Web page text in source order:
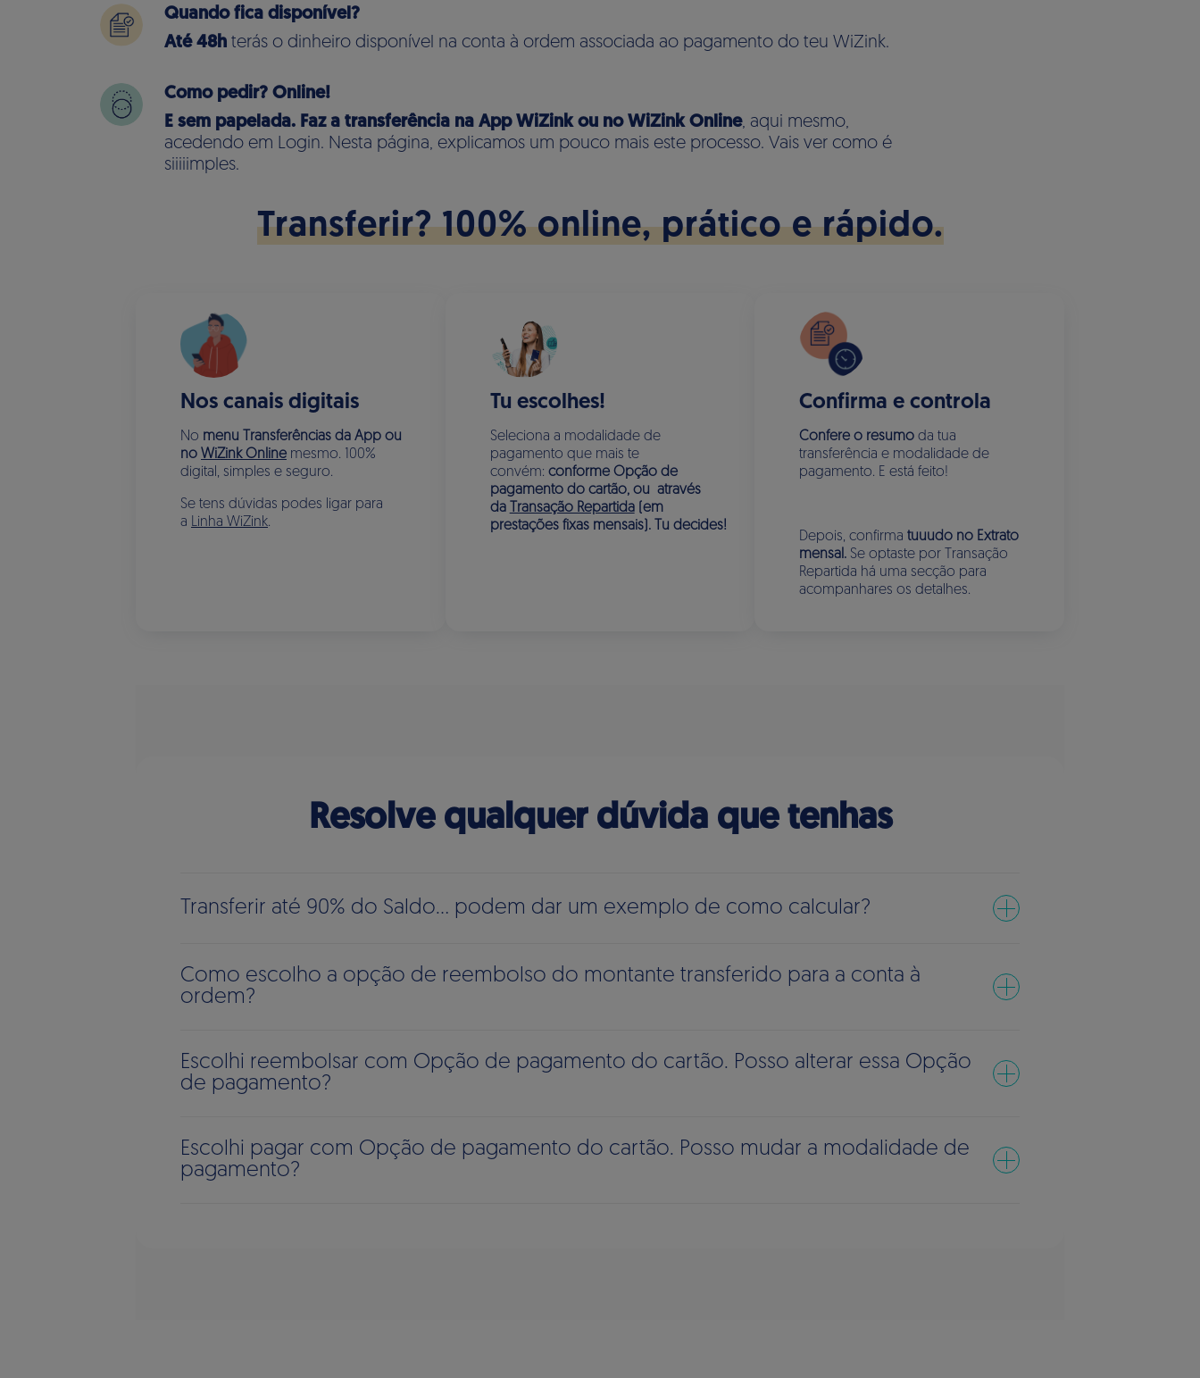
Quando fica disponível?
Até 48h terás o dinheiro disponível na conta à ordem associada ao pagamento do teu WiZink.
Como pedir? Online!
E sem papelada. Faz a transferência na App WiZink ou no WiZink Online, aqui mesmo,
acedendo em Login. Nesta página, explicamos um pouco mais este processo. Vais ver como é
siiiiimples.
Transferir? 100% online, prático e rápido.
Nos canais digitais
No menu Transferências da App ou
no WiZink Online mesmo. 100%
digital, simples e seguro.
Se tens dúvidas podes ligar para
a Linha WiZink.
Tu escolhes!
Seleciona a modalidade de
pagamento que mais te
convém: conforme Opção de
pagamento do cartão, ou através
da
Transação Repartida(em
prestações fixas mensais). Tu decides!
Confirma e controla
Confere o resumo da tua
transferência e modalidade de
pagamento. E está feito!
Depois, confirmatuuudo no Extrato
mensal. Se optaste por Transação
Repartida há uma secção para
acompanhares os detalhes.
Resolve qualquer dúvida que tenhas
Transferir até 90% do Saldo… podem dar um exemplo de como calcular?
Como escolho a opção de reembolso do montante transferido para a conta à
ordem?
Escolhi reembolsar com Opção de pagamento do cartão. Posso alterar essa Opção
de pagamento?
Escolhi pagar com Opção de pagamento do cartão. Posso mudar a modalidade de
pagamento?